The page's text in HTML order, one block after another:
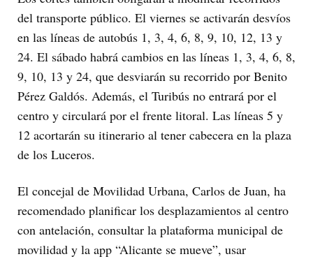
del transporte público. El viernes se activarán desvíos
en las líneas de autobús 1, 3, 4, 6, 8, 9, 10, 12, 13 y
24. El sábado habrá cambios en las líneas 1, 3, 4, 6, 8,
9, 10, 13 y 24, que desviarán su recorrido por Benito
Pérez Galdós. Además, el Turibús no entrará por el
centro y circulará por el frente litoral. Las líneas 5 y
12 acortarán su itinerario al tener cabecera en la plaza
de los Luceros.
El concejal de Movilidad Urbana, Carlos de Juan, ha
recomendado planificar los desplazamientos al centro
con antelación, consultar la plataforma municipal de
movilidad y la app “Alicante se mueve”, usar